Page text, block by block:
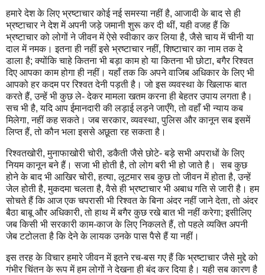
हमारे देश के लिए भ्रष्टाचार कोई नई समस्या नहीं है, आजादी के बाद से ही
भ्रष्टाचार ने देश में अपनी जड़े जमानी शुरू कर दी थीं,यही वजह हैं कि
भ्रष्टाचार को लोगों ने जीवन में ऐसे स्वीकार कर लिया है,जैसे चाय में चीनी या
दाल में नमक। इतना ही नहीं इसे भ्रष्टाचार नहीं,शिष्टाचार का नाम तक दे
डाला है;क्योंकि चाहे कितना भी बड़ा काम हो या कितना भी छोटा,बगैर रिश्वत
दिए आपका काम होगा ही नहीं। यहाँ तक कि अपने वाजिब अधिकार के लिए भी
आपको हर कदम पर रिश्वत देनी पड़ती है। जो इस व्यवस्था के खिलाफ बात
करते हैं,उन्हें भी कुछ ले- देकर मामला खतम करना ही बेहतर उपाय लगता है।
सच भी है,यदि आप ईमानदारी की लड़ाई लड़ने जाएँगे,तो वहाँ भी न्याय कब
मिलेगा,नहीं कह सकते। जब सरकार,व्यवस्था,पुलिस और कानून सब इसमें
लिप्त हैं,तो कौन भला इससे अछूता रह सकता है।
रिश्वतखोरी,मुनाफाखोरी चोरी,डकैती जैसे छोटे- बड़े सभी अपराधों के लिए
नियम कानून बने हैं। सजा भी होती है,तो लोग बरी भी हो जाते है।
सब कुछ
होने के बाद भी आखिर चोरी,हत्या,लूटमार सब कुछ तो जीवन में होता है,उन्हें
जेल होती है,मुकदमा चलता है,वैसे ही भ्रष्टाचार भी अबाध गति से जारी है। हम
सोचते हैं कि आज एक चपरासी भी रिश्वत के बिना अंदर नहीं जाने देता,तो अंदर
बैठा बाबू और अधिकारी,तो हाथ में बगैर कुछ रखे बात भी नहीं करेगा;इसीलिए
जब किसी भी सरकारी काम-काज के लिए निकलते हैं,तो पहले व्यक्ति अपनी
जेब टटोलता है कि देने के लायक उनके पास पैसे हैं या नहीं।
इस तरह के विचार हमारे जीवन में इतने रच-बस गए हैं कि भ्रष्टाचार जैसे मुद्दे को
गंभीर चिंतन के रूप में हम लोगों ने देखना ही बंद कर दिया है। यही सब कारण है